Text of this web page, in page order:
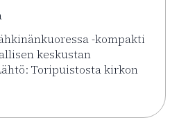
-kompakti
keskustan
Toripuistosta kirkon
Hämeenlinna